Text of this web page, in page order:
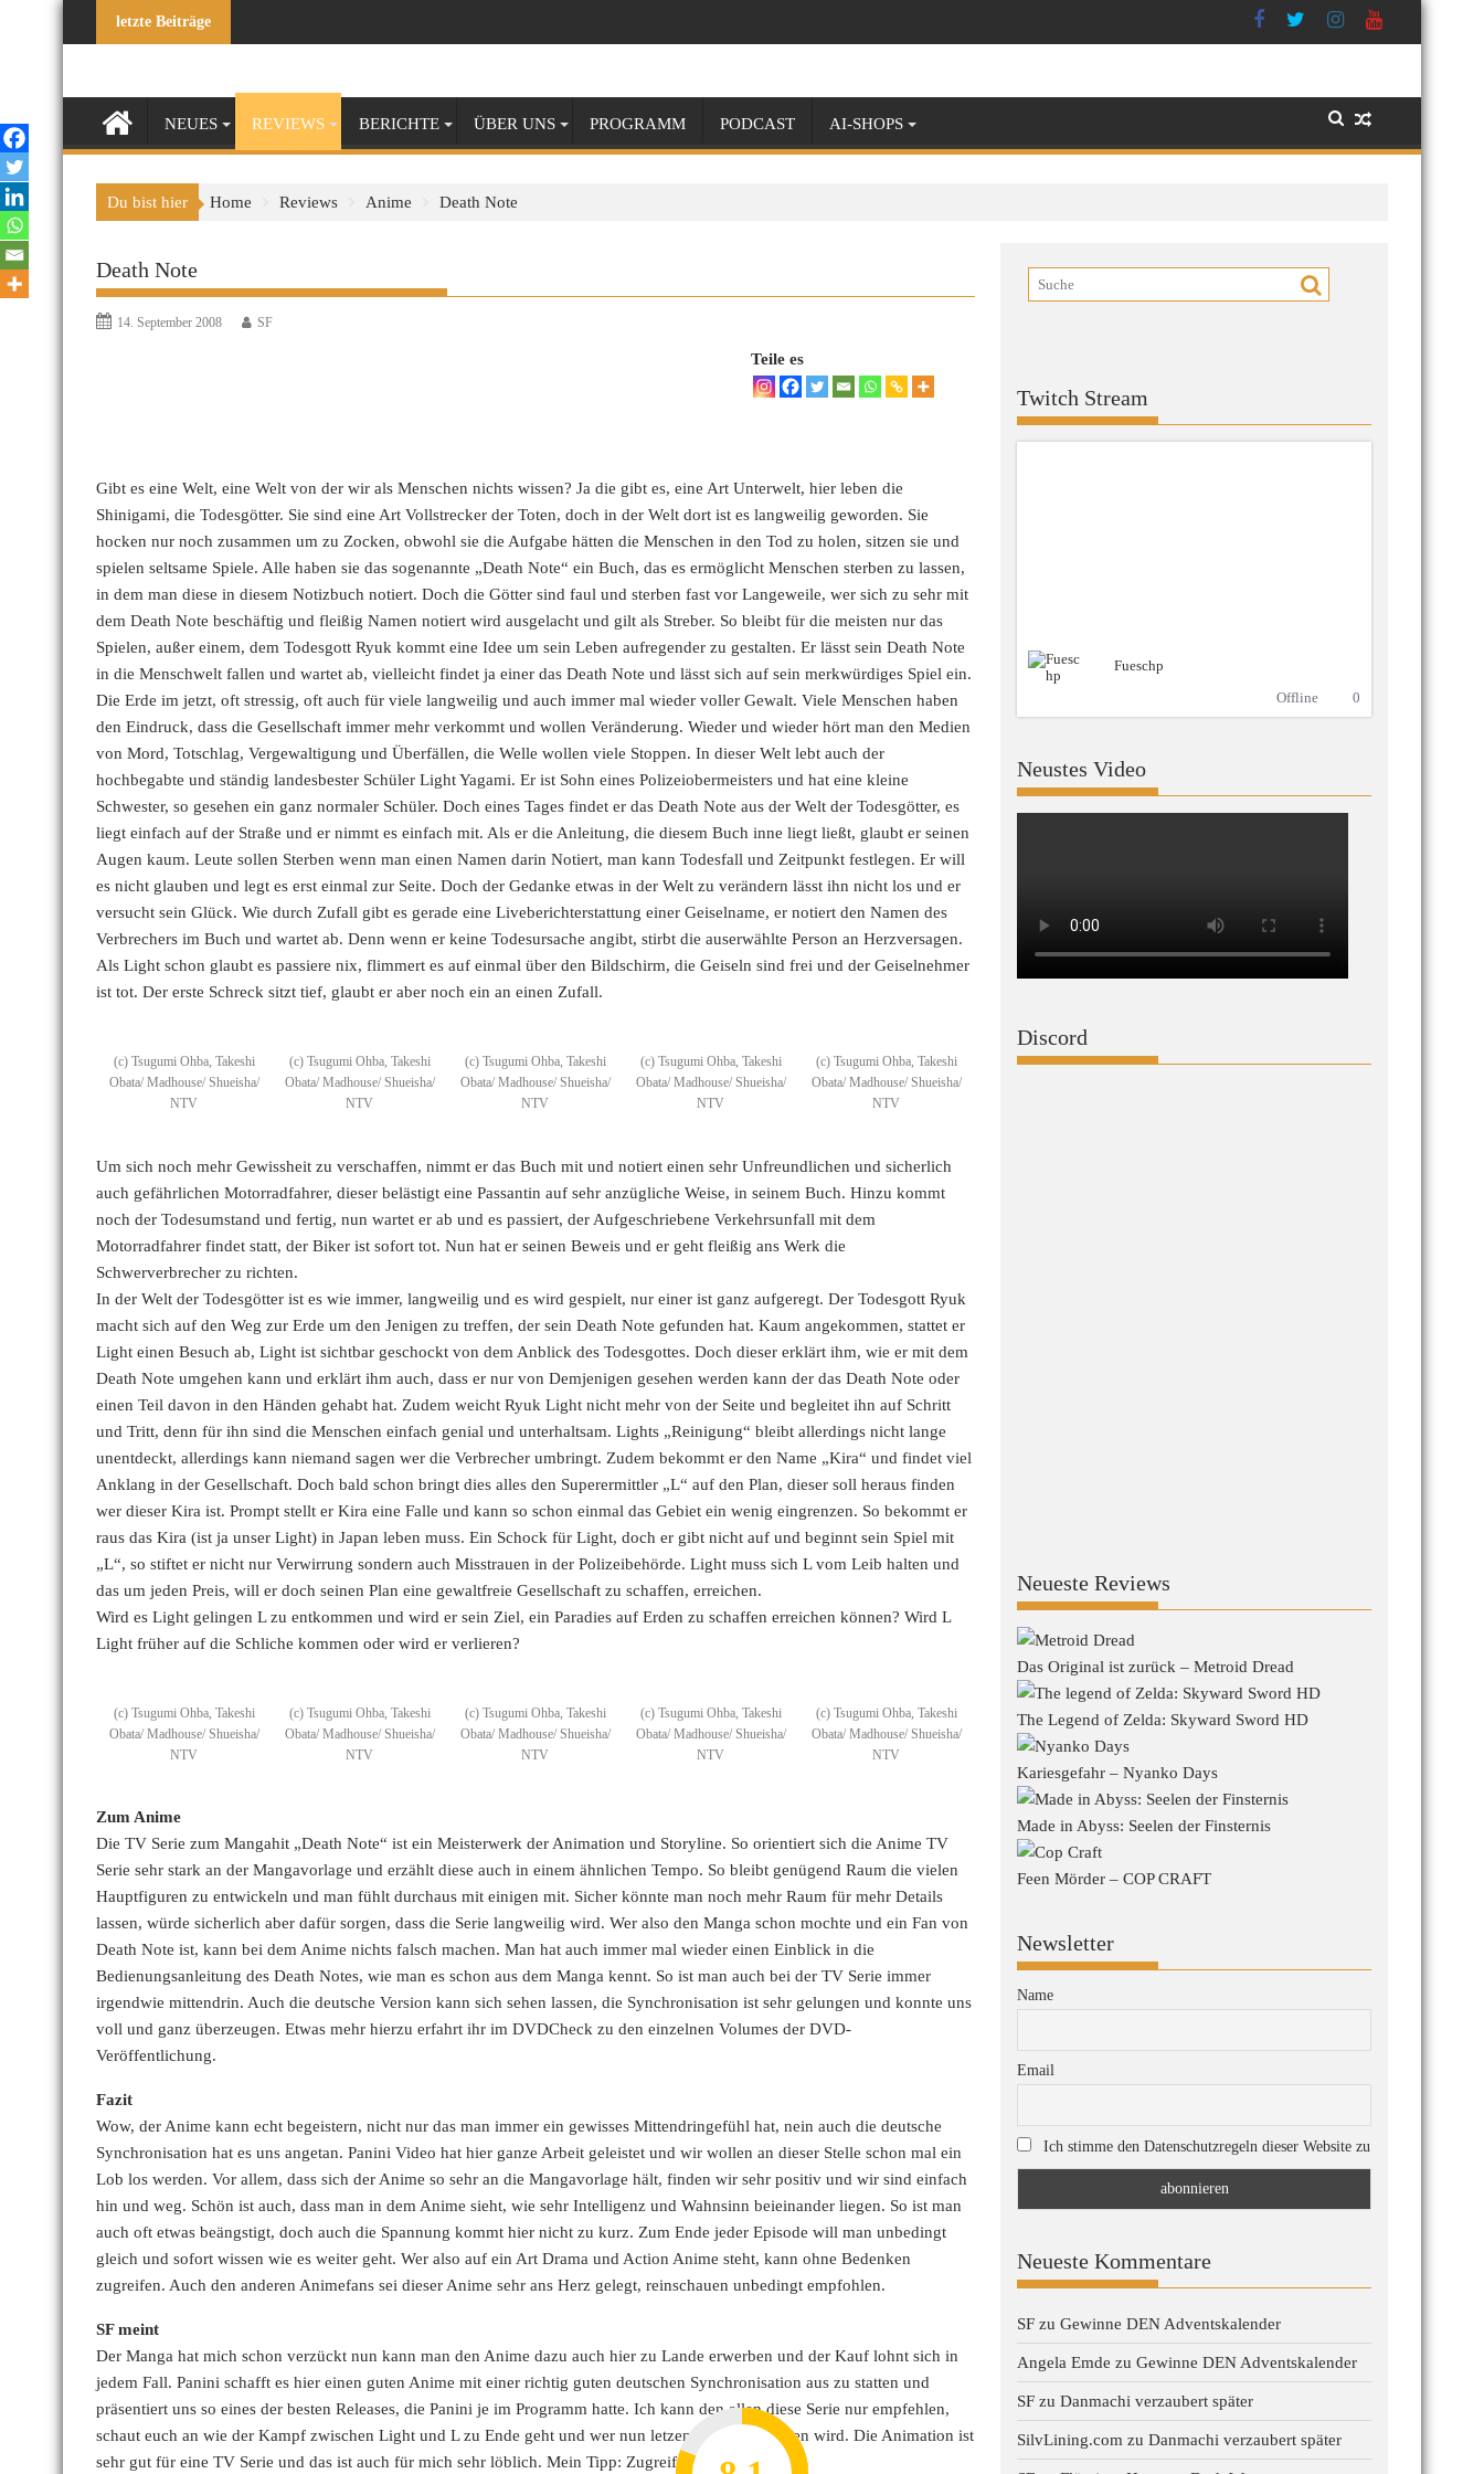
letzte Beiträge
NEUES REVIEWS BERICHTE ÜBER UNS PROGRAMM PODCAST AI-SHOPS
Du bist hier Home Reviews Anime Death Note
Death Note
14. September 2008 SF
Teile es
Gibt es eine Welt, eine Welt von der wir als Menschen nichts wissen? Ja die gibt es, eine Art Unterwelt, hier leben die
Shinigami, die Todesgötter. Sie sind eine Art Vollstrecker der Toten, doch in der Welt dort ist es langweilig geworden. Sie
hocken nur noch zusammen um zu Zocken, obwohl sie die Aufgabe hätten die Menschen in den Tod zu holen, sitzen sie und
spielen seltsame Spiele. Alle haben sie das sogenannte „Death Note“ ein Buch, das es ermöglicht Menschen sterben zu lassen,
in dem man diese in diesem Notizbuch notiert. Doch die Götter sind faul und sterben fast vor Langeweile, wer sich zu sehr mit
dem Death Note beschäftig und fleißig Namen notiert wird ausgelacht und gilt als Streber. So bleibt für die meisten nur das
Spielen, außer einem, dem Todesgott Ryuk kommt eine Idee um sein Leben aufregender zu gestalten. Er lässt sein Death Note
in die Menschwelt fallen und wartet ab, vielleicht findet ja einer das Death Note und lässt sich auf sein merkwürdiges Spiel ein.
Die Erde im jetzt, oft stressig, oft auch für viele langweilig und auch immer mal wieder voller Gewalt. Viele Menschen haben
den Eindruck, dass die Gesellschaft immer mehr verkommt und wollen Veränderung. Wieder und wieder hört man den Medien
von Mord, Totschlag, Vergewaltigung und Überfällen, die Welle wollen viele Stoppen. In dieser Welt lebt auch der
hochbegabte und ständig landesbester Schüler Light Yagami. Er ist Sohn eines Polizeiobermeisters und hat eine kleine
Schwester, so gesehen ein ganz normaler Schüler. Doch eines Tages findet er das Death Note aus der Welt der Todesgötter, es
liegt einfach auf der Straße und er nimmt es einfach mit. Als er die Anleitung, die diesem Buch inne liegt ließt, glaubt er seinen
Augen kaum. Leute sollen Sterben wenn man einen Namen darin Notiert, man kann Todesfall und Zeitpunkt festlegen. Er will
es nicht glauben und legt es erst einmal zur Seite. Doch der Gedanke etwas in der Welt zu verändern lässt ihn nicht los und er
versucht sein Glück. Wie durch Zufall gibt es gerade eine Liveberichterstattung einer Geiselname, er notiert den Namen des
Verbrechers im Buch und wartet ab. Denn wenn er keine Todesursache angibt, stirbt die auserwählte Person an Herzversagen.
Als Light schon glaubt es passiere nix, flimmert es auf einmal über den Bildschirm, die Geiseln sind frei und der Geiselnehmer
ist tot. Der erste Schreck sitzt tief, glaubt er aber noch ein an einen Zufall.
(c) Tsugumi Ohba, Takeshi
Obata/ Madhouse/ Shueisha/
NTV
(c) Tsugumi Ohba, Takeshi
Obata/ Madhouse/ Shueisha/
NTV
(c) Tsugumi Ohba, Takeshi
Obata/ Madhouse/ Shueisha/
NTV
(c) Tsugumi Ohba, Takeshi
Obata/ Madhouse/ Shueisha/
NTV
(c) Tsugumi Ohba, Takeshi
Obata/ Madhouse/ Shueisha/
NTV
Um sich noch mehr Gewissheit zu verschaffen, nimmt er das Buch mit und notiert einen sehr Unfreundlichen und sicherlich
auch gefährlichen Motorradfahrer, dieser belästigt eine Passantin auf sehr anzügliche Weise, in seinem Buch. Hinzu kommt
noch der Todesumstand und fertig, nun wartet er ab und es passiert, der Aufgeschriebene Verkehrsunfall mit dem
Motorradfahrer findet statt, der Biker ist sofort tot. Nun hat er seinen Beweis und er geht fleißig ans Werk die
Schwerverbrecher zu richten.
In der Welt der Todesgötter ist es wie immer, langweilig und es wird gespielt, nur einer ist ganz aufgeregt. Der Todesgott Ryuk
macht sich auf den Weg zur Erde um den Jenigen zu treffen, der sein Death Note gefunden hat. Kaum angekommen, stattet er
Light einen Besuch ab, Light ist sichtbar geschockt von dem Anblick des Todesgottes. Doch dieser erklärt ihm, wie er mit dem
Death Note umgehen kann und erklärt ihm auch, dass er nur von Demjenigen gesehen werden kann der das Death Note oder
einen Teil davon in den Händen gehabt hat. Zudem weicht Ryuk Light nicht mehr von der Seite und begleitet ihn auf Schritt
und Tritt, denn für ihn sind die Menschen einfach genial und unterhaltsam. Lights „Reinigung“ bleibt allerdings nicht lange
unentdeckt, allerdings kann niemand sagen wer die Verbrecher umbringt. Zudem bekommt er den Name „Kira“ und findet viel
Anklang in der Gesellschaft. Doch bald schon bringt dies alles den Superermittler „L“ auf den Plan, dieser soll heraus finden
wer dieser Kira ist. Prompt stellt er Kira eine Falle und kann so schon einmal das Gebiet ein wenig eingrenzen. So bekommt er
raus das Kira (ist ja unser Light) in Japan leben muss. Ein Schock für Light, doch er gibt nicht auf und beginnt sein Spiel mit
„L“, so stiftet er nicht nur Verwirrung sondern auch Misstrauen in der Polizeibehörde. Light muss sich L vom Leib halten und
das um jeden Preis, will er doch seinen Plan eine gewaltfreie Gesellschaft zu schaffen, erreichen.
Wird es Light gelingen L zu entkommen und wird er sein Ziel, ein Paradies auf Erden zu schaffen erreichen können? Wird L
Light früher auf die Schliche kommen oder wird er verlieren?
(c) Tsugumi Ohba, Takeshi
Obata/ Madhouse/ Shueisha/
NTV
(c) Tsugumi Ohba, Takeshi
Obata/ Madhouse/ Shueisha/
NTV
(c) Tsugumi Ohba, Takeshi
Obata/ Madhouse/ Shueisha/
NTV
(c) Tsugumi Ohba, Takeshi
Obata/ Madhouse/ Shueisha/
NTV
(c) Tsugumi Ohba, Takeshi
Obata/ Madhouse/ Shueisha/
NTV
Zum Anime
Die TV Serie zum Mangahit „Death Note“ ist ein Meisterwerk der Animation und Storyline. So orientiert sich die Anime TV
Serie sehr stark an der Mangavorlage und erzählt diese auch in einem ähnlichen Tempo. So bleibt genügend Raum die vielen
Hauptfiguren zu entwickeln und man fühlt durchaus mit einigen mit. Sicher könnte man noch mehr Raum für mehr Details
lassen, würde sicherlich aber dafür sorgen, dass die Serie langweilig wird. Wer also den Manga schon mochte und ein Fan von
Death Note ist, kann bei dem Anime nichts falsch machen. Man hat auch immer mal wieder einen Einblick in die
Bedienungsanleitung des Death Notes, wie man es schon aus dem Manga kennt. So ist man auch bei der TV Serie immer
irgendwie mittendrin. Auch die deutsche Version kann sich sehen lassen, die Synchronisation ist sehr gelungen und konnte uns
voll und ganz überzeugen. Etwas mehr hierzu erfahrt ihr im DVDCheck zu den einzelnen Volumes der DVD-
Veröffentlichung.
Fazit
Wow, der Anime kann echt begeistern, nicht nur das man immer ein gewisses Mittendringefühl hat, nein auch die deutsche
Synchronisation hat es uns angetan. Panini Video hat hier ganze Arbeit geleistet und wir wollen an dieser Stelle schon mal ein
Lob los werden. Vor allem, dass sich der Anime so sehr an die Mangavorlage hält, finden wir sehr positiv und wir sind einfach
hin und weg. Schön ist auch, dass man in dem Anime sieht, wie sehr Intelligenz und Wahnsinn beieinander liegen. So ist man
auch oft etwas beängstigt, doch auch die Spannung kommt hier nicht zu kurz. Zum Ende jeder Episode will man unbedingt
gleich und sofort wissen wie es weiter geht. Wer also auf ein Art Drama und Action Anime steht, kann ohne Bedenken
zugreifen. Auch den anderen Animefans sei dieser Anime sehr ans Herz gelegt, reinschauen unbedingt empfohlen.
SF meint
Der Manga hat mich schon verzückt nun kann man den Anime dazu auch hier zu Lande erwerben und der Kauf lohnt sich in
jedem Fall. Panini schafft es hier einen guten Anime mit einer richtig guten deutschen Synchronisation aus zu statten und
präsentiert uns so eines der besten Releases, die Panini je im Programm hatte. Ich kann den allen diese Serie nur empfehlen,
schaut euch an wie der Kampf zwischen Light und L zu Ende geht und wer nun letzen Endes gewinnen wird. Die Animation ist
sehr gut für eine TV Serie und das ist auch für mich sehr löblich. Mein Tipp: Zugreifen.
Twitch Stream
Fueschp
Offline
0
Neustes Video
Discord
Neueste Reviews
Das Original ist zurück – Metroid Dread
The Legend of Zelda: Skyward Sword HD
Kariesgefahr – Nyanko Days
Made in Abyss: Seelen der Finsternis
Feen Mörder – COP CRAFT
Newsletter
Name
Email
Ich stimme den Datenschutzregeln dieser Website zu
Neueste Kommentare
SF zu Gewinne DEN Adventskalender
Angela Emde zu Gewinne DEN Adventskalender
SF zu Danmachi verzaubert später
SilvLining.com zu Danmachi verzaubert später